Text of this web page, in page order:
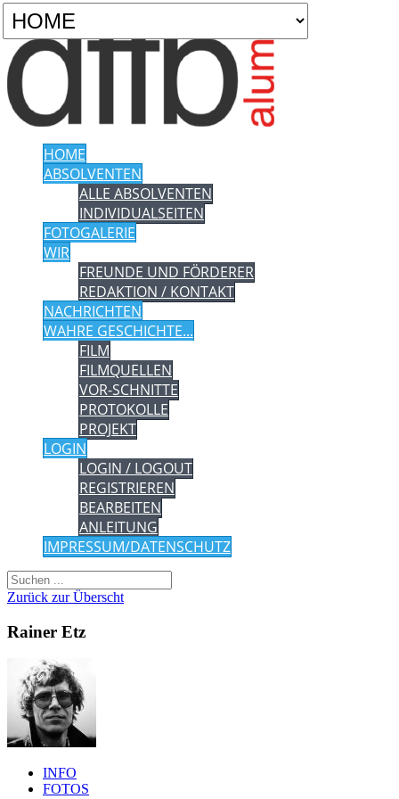
HOME
ABSOLVENTEN
ALLE ABSOLVENTEN
INDIVIDUALSEITEN
FOTOGALERIE
WIR
FREUNDE UND FÖRDERER
REDAKTION / KONTAKT
NACHRICHTEN
WAHRE GESCHICHTE...
FILM
FILMQUELLEN
VOR-SCHNITTE
PROTOKOLLE
PROJEKT
LOGIN
LOGIN / LOGOUT
REGISTRIEREN
BEARBEITEN
ANLEITUNG
IMPRESSUM/DATENSCHUTZ
Zurück zur Überscht
Rainer Etz
INFO
FOTOS